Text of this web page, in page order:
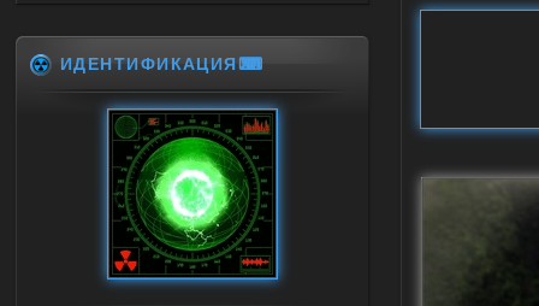
ИДЕНТИФИКАЦИЯ⌨